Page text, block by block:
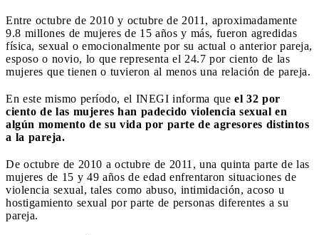
Entre octubre de 2010 y octubre de 2011, aproximadamente
9.8 millones de mujeres de 15 años y más, fueron agredidas
física, sexual o emocionalmente por su actual o anterior pareja,
esposo o novio, lo que representa el 24.7 por ciento de las
mujeres que tienen o tuvieron al menos una relación de pareja.
En este mismo período, el INEGI informa que el 32 por
ciento de las mujeres han padecido violencia sexual en
algún momento de su vida por parte de agresores distintos
a la pareja.
De octubre de 2010 a octubre de 2011, una quinta parte de las
mujeres de 15 y 49 años de edad enfrentaron situaciones de
violencia sexual, tales como abuso, intimidación, acoso u
hostigamiento sexual por parte de personas diferentes a su
pareja.